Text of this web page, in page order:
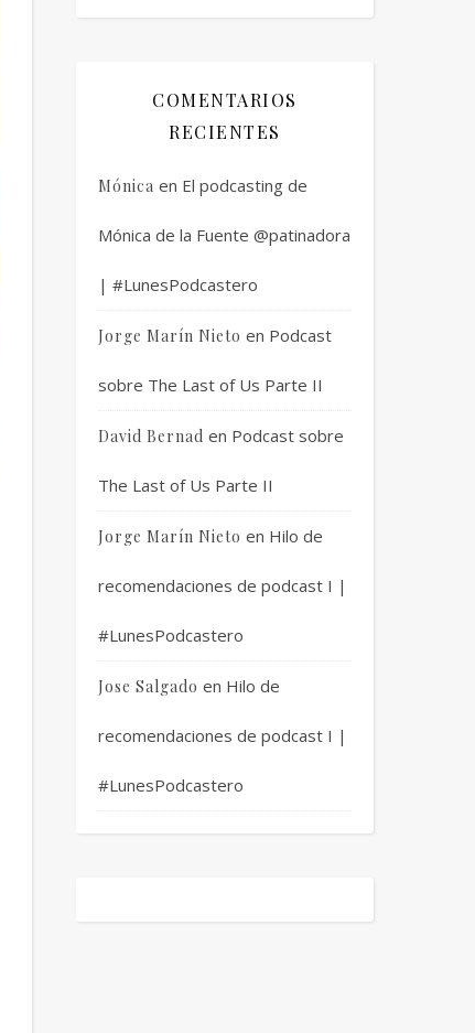
COMENTARIOS
RECIENTES
Mónica en El podcasting de
Mónica de la Fuente @patinadora
| #LunesPodcastero
Jorge Marín Nieto en Podcast
sobre The Last of Us Parte II
David Bernad en Podcast sobre
The Last of Us Parte II
Jorge Marín Nieto en Hilo de
recomendaciones de podcast I |
#LunesPodcastero
Jose Salgado en Hilo de
recomendaciones de podcast I |
#LunesPodcastero